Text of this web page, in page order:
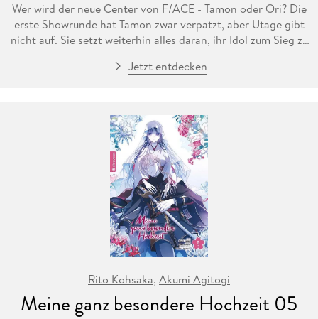
Wer wird der neue Center von F/ACE - Tamon oder Ori? Die
erste Showrunde hat Tamon zwar verpatzt, aber Utage gibt
nicht auf. Sie setzt weiterhin alles daran, ihr Idol zum Sieg zu
geschlossen: Wenn Tamon verliert, muss sie die Seiten
Jetzt entdecken
Rito Kohsaka, Akumi Agitogi
Meine ganz besondere Hochzeit 05